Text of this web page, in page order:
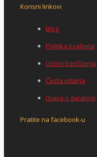
Korisni linkovi
Blog
Politika kvaliteta
Uslovi korišćenja
Česta pitanja
Izjava o garanciji
Pratite na facebook-u